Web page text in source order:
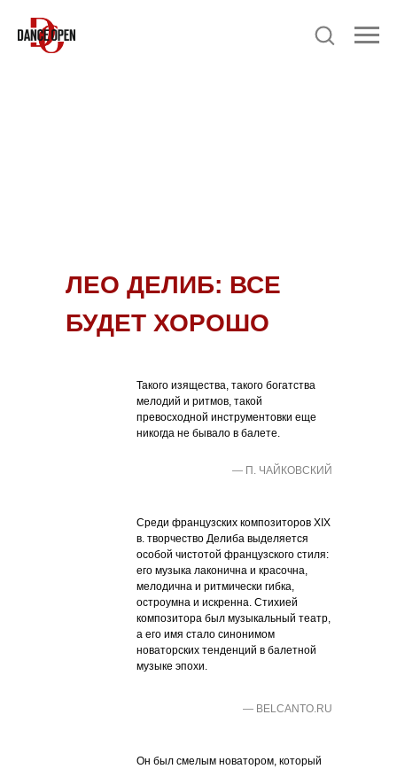
ЛЕО ДЕЛИБ: ВСЕ
БУДЕТ ХОРОШО
Он был смелым новатором, который
Среди французских композиторов XIX
в. творчество Делиба выделяется
особой чистотой французского стиля:
его музыка лаконична и красочна,
мелодична и ритмически гибка,
остроумна и искренна. Стихией
композитора был музыкальный театр,
а его имя стало синонимом
новаторских тенденций в балетной
музыке эпохи.
— BELCANTO.RU
Такого изящества, такого богатства
мелодий и ритмов, такой
превосходной инструментовки еще
никогда не бывало в балете.
— П. ЧАЙКОВСКИЙ